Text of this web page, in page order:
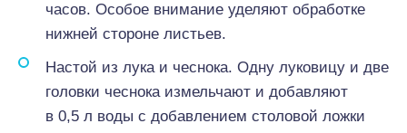
часов. Особое внимание уделяют обработке
нижней стороне листьев.
Настой из лука и чеснока. Одну луковицу и две
головки чеснока измельчают и добавляют
в 0,5 л воды с добавлением столовой ложки